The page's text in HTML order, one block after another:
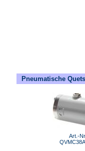
Pneumatische
Art.-